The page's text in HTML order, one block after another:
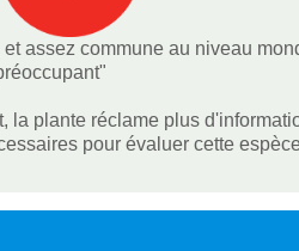
et assez commune au niveau
la plante réclame plus
pour évaluer cette